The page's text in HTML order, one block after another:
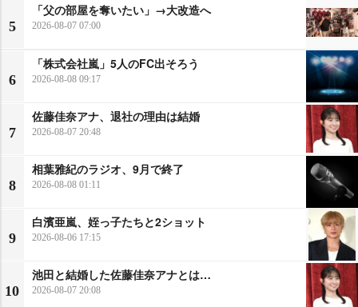
5
「父の部屋を奪いたい」→大改造へ
2026-08-07 07:00
6
「株式会社嵐」5人のFC出そろう
2026-08-08 09:17
7
佐藤佳奈アナ、退社の理由は結婚
2026-08-07 20:48
8
相葉雅紀のラジオ、9月で終了
2026-08-08 01:11
9
白濱亜嵐、姪っ子たちと2ショット
2026-08-06 17:15
10
池田と結婚した佐藤佳奈アナとは…
2026-08-07 20:08